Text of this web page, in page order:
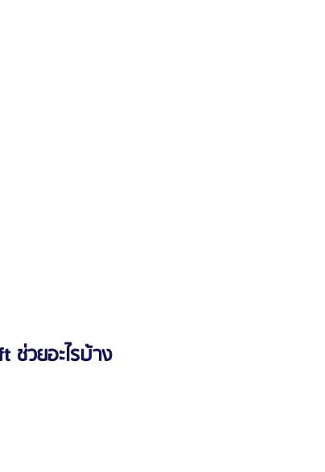
วยอะไรบ้าง